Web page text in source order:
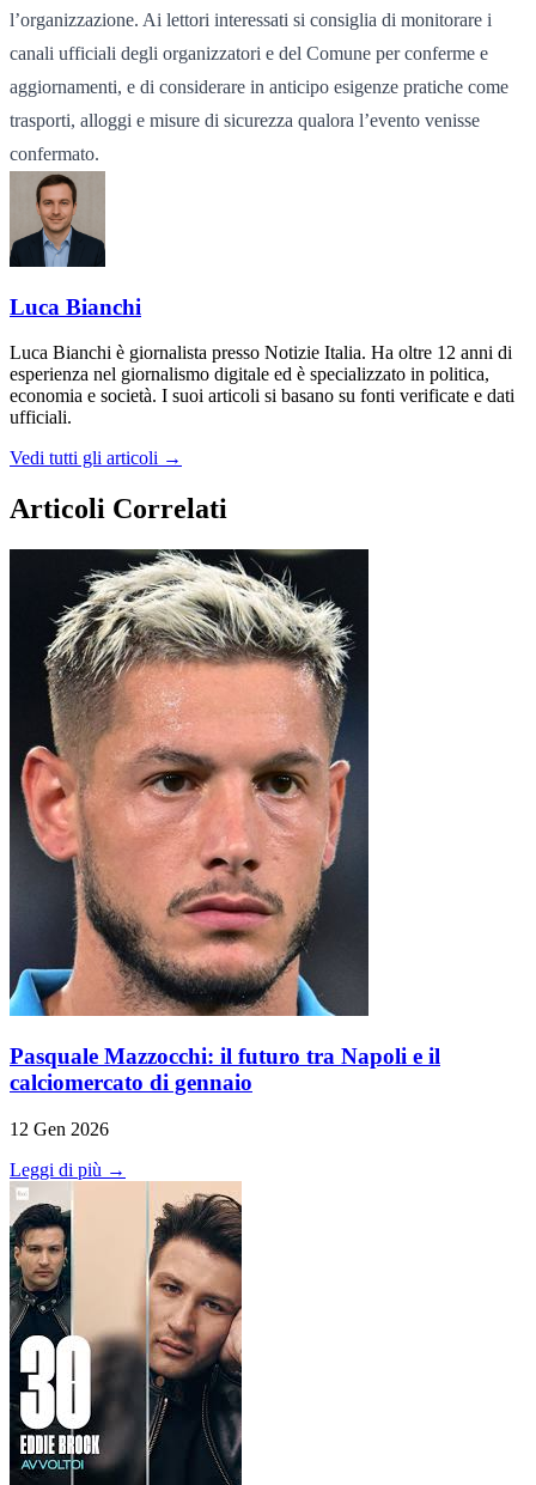
l’organizzazione. Ai lettori interessati si consiglia di monitorare i
canali ufficiali degli organizzatori e del Comune per conferme e
aggiornamenti, e di considerare in anticipo esigenze pratiche come
trasporti, alloggi e misure di sicurezza qualora l’evento venisse
confermato.
Luca Bianchi
Luca Bianchi è giornalista presso Notizie Italia. Ha oltre 12 anni di
esperienza nel giornalismo digitale ed è specializzato in politica,
economia e società. I suoi articoli si basano su fonti verificate e dati
ufficiali.
Vedi tutti gli articoli →
Articoli Correlati
Pasquale Mazzocchi: il futuro tra Napoli e il
calciomercato di gennaio
12 Gen 2026
Leggi di più →